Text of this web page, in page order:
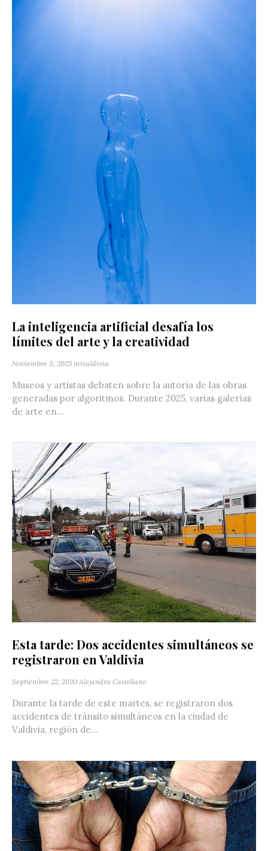
La inteligencia artificial desafía los
límites del arte y la creatividad
Noviembre 3, 2025 mivaldivia
Museos y artistas debaten sobre la autoría de las obras
generadas por algoritmos. Durante 2025, varias galerías
de arte en...
Esta tarde: Dos accidentes simultáneos se
registraron en Valdivia
Septiembre 22, 2020 Alejandra Castellano
Durante la tarde de este martes, se registraron dos
accidentes de tránsito simultáneos en la ciudad de
Valdivia, región de...